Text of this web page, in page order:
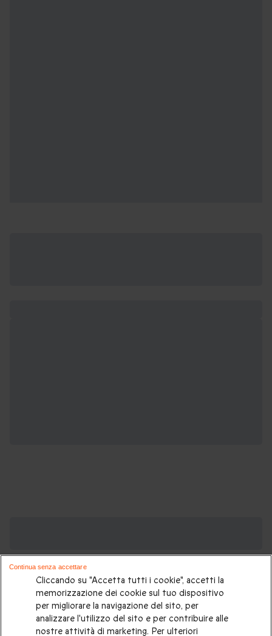
Regali di Natale|Regali di Natale per lui
Regali di Natale per una coppia|Regali di Natale per
fidanzato |Regali di Natale per fidanzata|Regali di Natale
per genitori|Regali di Natale per mamma|Regali di Natale
Cliccando su "Accetta tutti i cookie", accetti la
memorizzazione dei cookie sul tuo dispositivo
per migliorare la navigazione del sito, per
analizzare l'utilizzo del sito e per contribuire alle
nostre attività di marketing. Per ulteriori
Continua senza accettare